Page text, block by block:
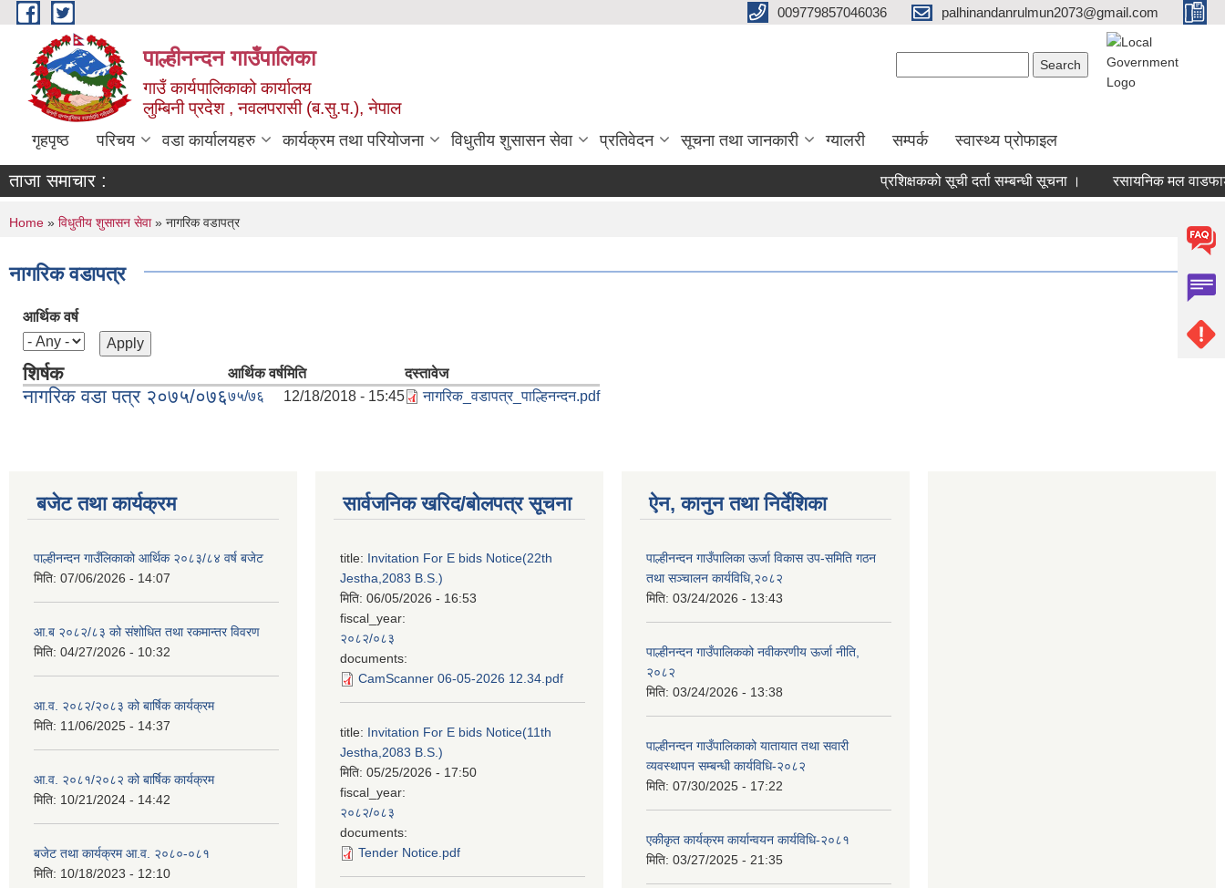
Skip to main content 009779857046036 palhinandanrulmun2073@gmail.com
पाल्हीनन्दन गाउँपालिका
गाउँ कार्यपालिकाको कार्यालय
लुम्बिनी प्रदेश , नवलपरासी (ब.सु.प.), नेपाल
गृहपृष्ठ परिचय वडा कार्यालयहरु कार्यक्रम तथा परियोजना विधुतीय शुसासन सेवा प्रतिवेदन सूचना तथा जानकारी ग्यालरी सम्पर्क स्वास्थ्य प्रोफाइल
ताजा समाचार : प्रशिक्षकको सूची दर्ता सम्बन्धी सूचना । रसायनिक मल वाडफाड
You are here
Home » विधुतीय शुसासन सेवा» नागरिक वडापत्र
नागरिक वडापत्र
आर्थिक वर्ष
शिर्षक आर्थिक वर्षमिति दस्तावेज
नागरिक वडा पत्र २०७५/०७६७५/७६ 12/18/2018 - 15:45 नागरिक_वडापत्र_पाल्हिनन्दन.pdf
बजेट तथा कार्यक्रम
पाल्हीनन्दन गाउँलिकाको आर्थिक २०८३/८४ वर्ष बजेट
मिति: 07/06/2026 - 14:07
आ.ब २०८२/८३ को संशोधित तथा रकमान्तर विवरण
मिति: 04/27/2026 - 10:32
आ.व. २०८२/२०८३ को बार्षिक कार्यक्रम
मिति: 11/06/2025 - 14:37
आ.व. २०८१/२०८२ को बार्षिक कार्यक्रम
मिति: 10/21/2024 - 14:42
बजेट तथा कार्यक्रम आ.व. २०८०-०८१
मिति: 10/18/2023 - 12:10
सार्वजनिक खरिद/बोलपत्र सूचना
title: Invitation For E bids Notice(22th
Jestha,2083 B.S.)
मिति: 06/05/2026 - 16:53
fiscal_year:
२०८२/०८३
documents:
CamScanner 06-05-2026 12.34.pdf
title: Invitation For E bids Notice(11th
Jestha,2083 B.S.)
मिति: 05/25/2026 - 17:50
fiscal_year:
२०८२/०८३
documents:
Tender Notice.pdf
ऐन, कानुन तथा निर्देशिका
पाल्हीनन्दन गाउँपालिका ऊर्जा विकास उप-समिति गठन
तथा सञ्चालन कार्यविधि,२०८२
मिति: 03/24/2026 - 13:43
पाल्हीनन्दन गाउँपालिकको नवीकरणीय ऊर्जा नीति,
२०८२
मिति: 03/24/2026 - 13:38
पाल्हीनन्दन गाउँपालिकाको यातायात तथा सवारी
व्यवस्थापन सम्बन्धी कार्यविधि-२०८२
मिति: 07/30/2025 - 17:22
एकीकृत कार्यक्रम कार्यान्वयन कार्यविधि-२०८१
मिति: 03/27/2025 - 21:35